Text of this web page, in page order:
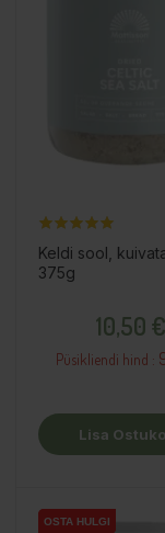
Keldi sool,
375g
10,50 €
Püsikliendi hind :
Lisa
OSTA HULGI
OSTA HULGI